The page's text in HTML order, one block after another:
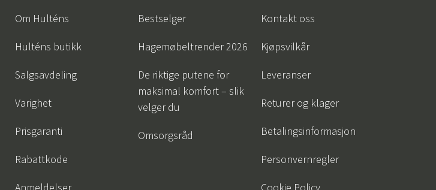
Om Hulténs
Hulténs butikk
Salgsavdeling
Varighet
Prisgaranti
Rabattkode
Bestselger
Hagemøbeltrender 2026
De riktige putene for
maksimal komfort – slik
velger du
Omsorgsråd
Kontakt oss
Kjøpsvilkår
Leveranser
Returer og klager
Betalingsinformasjon
Personvernregler